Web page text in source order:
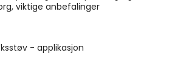
viktige anbefalinger
- applikasjon